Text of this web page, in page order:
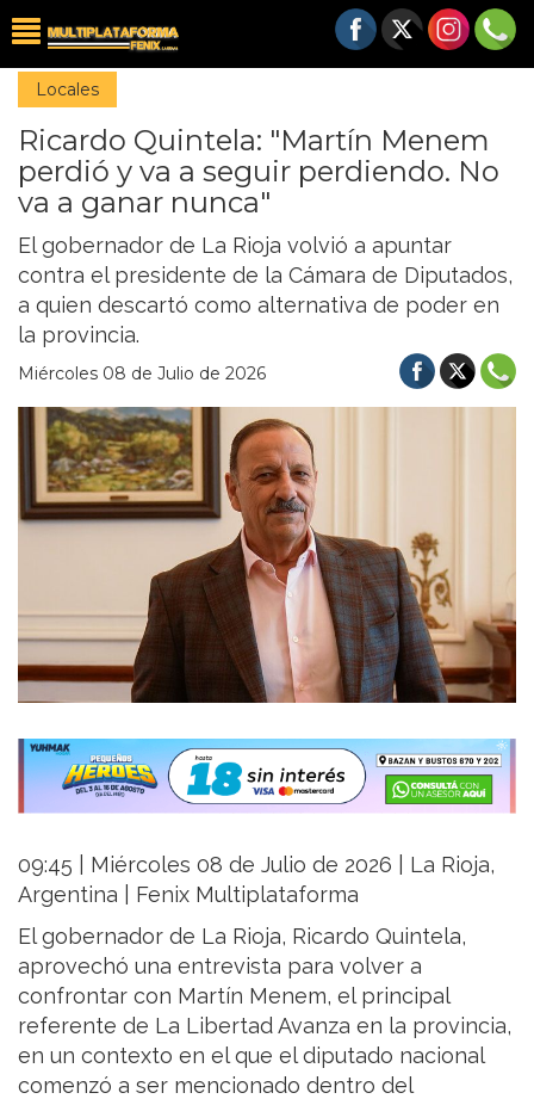
Locales
Ricardo Quintela: "Martín Menem
perdió y va a seguir perdiendo. No
va a ganar nunca"
El gobernador de La Rioja volvió a apuntar
contra el presidente de la Cámara de Diputados,
a quien descartó como alternativa de poder en
la provincia.
Miércoles 08 de Julio de 2026
09:45 | Miércoles 08 de Julio de 2026 | La Rioja,
Argentina | Fenix Multiplataforma
El gobernador de La Rioja, Ricardo Quintela,
aprovechó una entrevista para volver a
confrontar con Martín Menem, el principal
referente de La Libertad Avanza en la provincia,
en un contexto en el que el diputado nacional
comenzó a ser mencionado dentro del